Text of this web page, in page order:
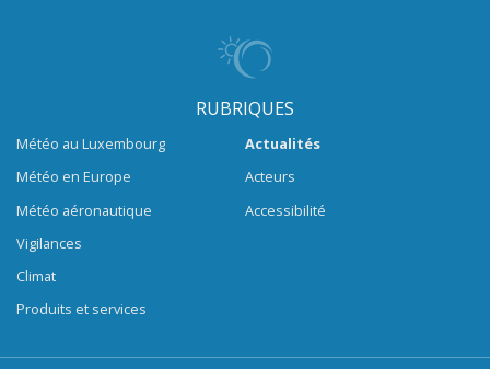
RUBRIQUES
Météo au Luxembourg
Météo en Europe
Météo aéronautique
Vigilances
Climat
Produits et services
Actualités
Acteurs
Accessibilité